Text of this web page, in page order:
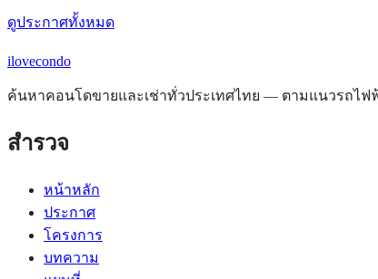
ดูประกาศทั้งหมด
ilovecondo
ค้นหาคอนโดขายและเช่าทั่วประเทศไทย — ตามแนวรถไฟ
สำรวจ
หน้าหลัก
ประกาศ
โครงการ
บทความ